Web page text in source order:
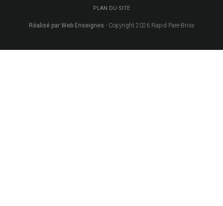
PLAN DU SITE
Réalisé par Web Enseignes - Copyright 2026 Rapid Pare-Brise